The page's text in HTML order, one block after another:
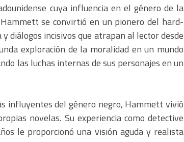
cuya influencia en el género de la
se convirtió en un pionero del hard-
diálogos incisivos que atrapan al lector desde
exploración de la moralidad en un mundo
las luchas internas de sus personajes en un
influyentes del género negro, Hammett vivió
novelas. Su experiencia como detective
le proporcionó una visión aguda y realista